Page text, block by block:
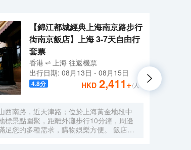
【錦江都城經典上海南京路步行
街南京飯店】上海 3-7天自由行
套票
香港 上海 往返機票
出行日期: 08月13日 - 08月15日
4.8分 HKD 2,411+/人
西南路，近天津路；位於上海黃金地段中
標景點圍聚，距離外灘步行10分鐘，周邊
足您的多種需求，購物娛樂方便。 飯店，